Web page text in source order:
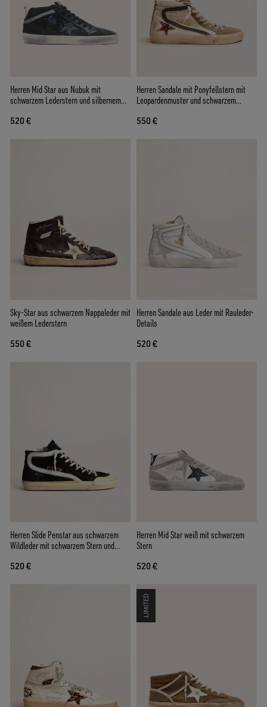
Herren Mid Star aus Nubuk mit
schwarzem Lederstern und silbernem
520 €
Herren Sandale mit Ponyfellstern mit
Leopardenmuster und schwarzem
550 €
Sky-Star aus schwarzem Nappaleder mit
weißem Lederstern
550 €
Herren Sandale aus Leder mit Rauleder-
Details
520 €
Herren Slide Penstar aus schwarzem
Wildleder mit schwarzem Stern und
520 €
Herren Mid Star weiß mit schwarzem
Stern
520 €
LIMITED